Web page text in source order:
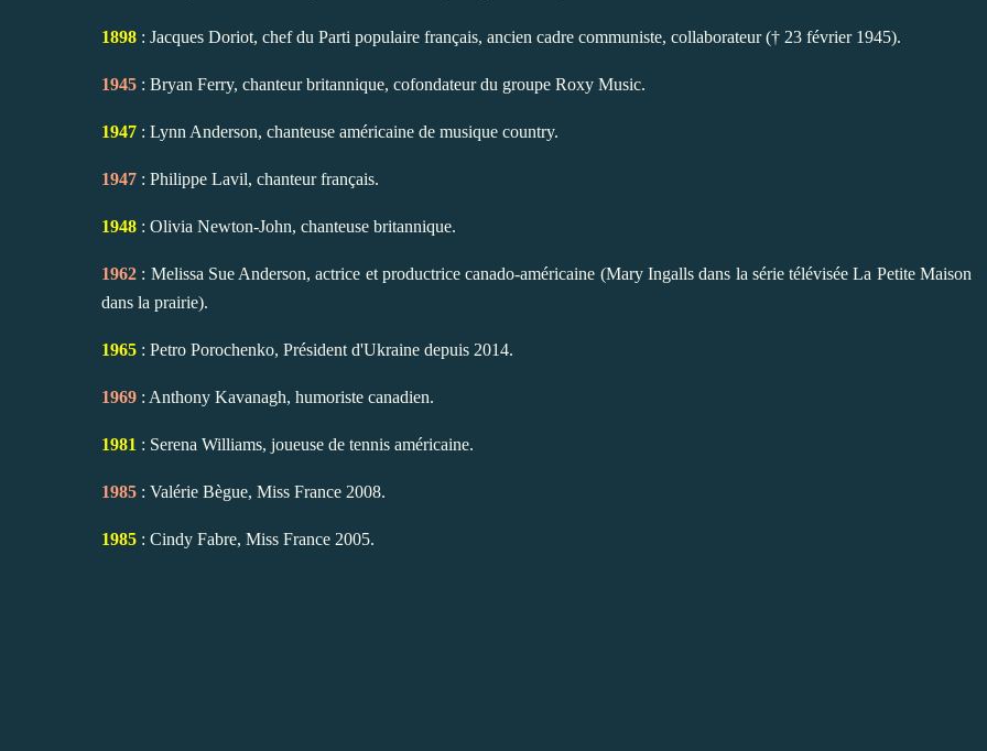
1898 : Jacques Doriot, chef du Parti populaire français, ancien cadre communiste, collaborateur († 23 février 1945).
1945 : Bryan Ferry, chanteur britannique, cofondateur du groupe Roxy Music.
1947 : Lynn Anderson, chanteuse américaine de musique country.
1947 : Philippe Lavil, chanteur français.
1948 : Olivia Newton-John, chanteuse britannique.
1962 : Melissa Sue Anderson, actrice et productrice canado-américaine (Mary Ingalls dans la série télévisée La Petite Maison
dans la prairie).
1965 : Petro Porochenko, Président d'Ukraine depuis 2014.
1969 : Anthony Kavanagh, humoriste canadien.
1981 : Serena Williams, joueuse de tennis américaine.
1985 : Valérie Bègue, Miss France 2008.
1985 : Cindy Fabre, Miss France 2005.